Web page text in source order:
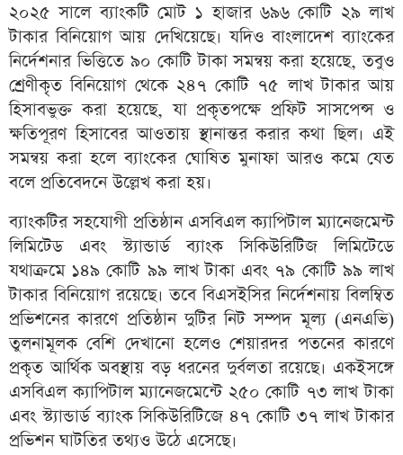
২০২৫ সালে ব্যাংকটি মোট ১ হাজার ৬৯৬ কোটি ২৯ লাখ
টাকার বিনিয়োগ আয় দেখিয়েছে। যদিও বাংলাদেশ ব্যাংকের
নির্দেশনার ভিত্তিতে ৯০ কোটি টাকা সমন্বয় করা হয়েছে, তবুও
শ্রেণীকৃত বিনিয়োগ থেকে ২৪৭ কোটি ৭৫ লাখ টাকার আয়
হিসাবভুক্ত করা হয়েছে, যা প্রকৃতপক্ষে প্রফিট সাসপেন্স ও
ক্ষতিপূরণ হিসাবের আওতায় স্থানান্তর করার কথা ছিল। এই
সমন্বয় করা হলে ব্যাংকের ঘোষিত মুনাফা আরও কমে যেত
বলে প্রতিবেদনে উল্লেখ করা হয়।
ব্যাংকটির সহযোগী প্রতিষ্ঠান এসবিএল ক্যাপিটাল ম্যানেজমেন্ট
লিমিটেড এবং স্ট্যান্ডার্ড ব্যাংক সিকিউরিটিজ লিমিটেডে
যথাক্রমে ১৪৯ কোটি ৯৯ লাখ টাকা এবং ৭৯ কোটি ৯৯ লাখ
টাকার বিনিয়োগ রয়েছে। তবে বিএসইসির নির্দেশনায় বিলম্বিত
প্রভিশনের কারণে প্রতিষ্ঠান দুটির নিট সম্পদ মূল্য (এনএভি)
তুলনামূলক বেশি দেখানো হলেও শেয়ারদর পতনের কারণে
প্রকৃত আর্থিক অবস্থায় বড় ধরনের দুর্বলতা রয়েছে। একইসঙ্গে
এসবিএল ক্যাপিটাল ম্যানেজমেন্টে ২৫০ কোটি ৭৩ লাখ টাকা
এবং স্ট্যান্ডার্ড ব্যাংক সিকিউরিটিজে ৪৭ কোটি ৩৭ লাখ টাকার
প্রভিশন ঘাটতির তথ্যও উঠে এসেছে।